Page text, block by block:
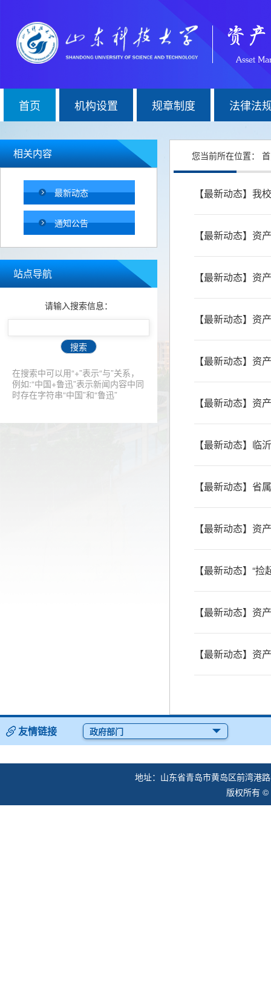
首页 机构设置 规章制度 法律法
相关内容
最新动态
通知公告
站点导航
请输入搜索信息：
搜索
在搜索中可以用“+”表示“与”关系，
例如:“中国+鲁迅”表示新闻内容中同
时存在字符串“中国”和“鲁迅”
您当前所在位置：
【最新动态】资
【最新动态】资
【最新动态】资
【最新动态】资
【最新动态】资
【最新动态】临
【最新动态】省
【最新动态】资
【最新动态】“
【最新动态】资
【最新动态】资
友情链接 政府部门
地址：山东省青岛市黄岛区前湾
版权所有 ©